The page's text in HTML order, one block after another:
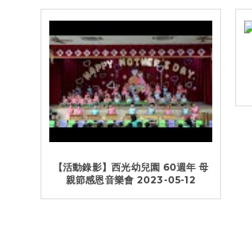
【活動錄影】西光幼兒園 60週年 母
親節感恩音樂會 2023-05-12